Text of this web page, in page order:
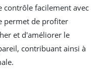
contrôle facilement avec
permet de profiter
et d'améliorer le
contribuant ainsi à